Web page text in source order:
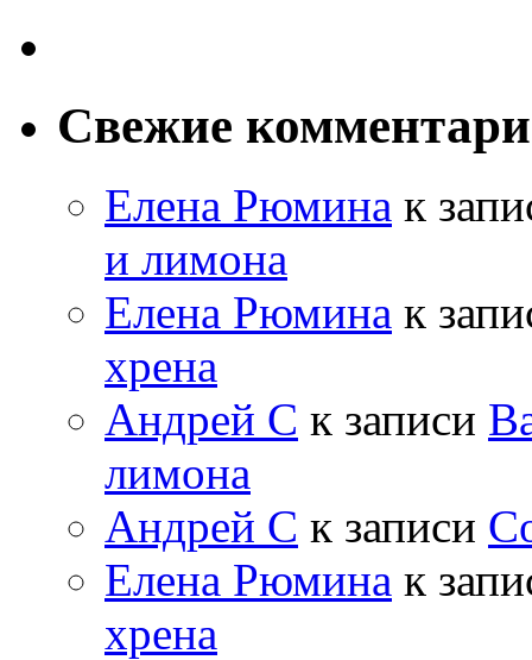
Свежие
Елена Рюмина к
и лимона
Елена Рюмина к
хрена
Андрей С к записи
лимона
Андрей С к записи
Елена Рюмина к
хрена